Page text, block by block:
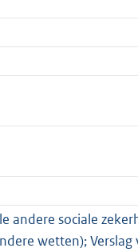
andere sociale
wetten); Verslag